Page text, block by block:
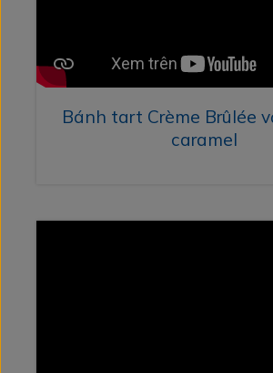
Bánh tart Crème Brûlée
caramel